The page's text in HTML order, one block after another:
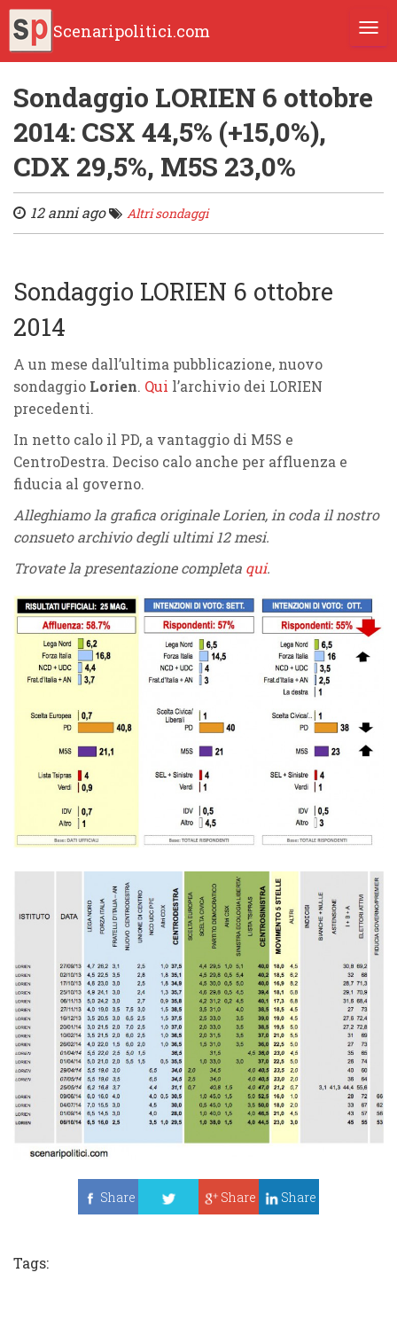
Scenaripolitici.com
Sondaggio LORIEN 6 ottobre
2014: CSX 44,5% (+15,0%),
CDX 29,5%, M5S 23,0%
12 anni ago Altri sondaggi
Sondaggio LORIEN 6 ottobre
2014
A un mese dall’ultima pubblicazione, nuovo
sondaggio Lorien. Qui l’archivio dei LORIEN
precedenti.
In netto calo il PD, a vantaggio di M5S e
CentroDestra. Deciso calo anche per affluenza e
fiducia al governo.
Alleghiamo la grafica originale Lorien, in coda il nostro
consueto archivio degli ultimi 12 mesi.
Trovate la presentazione completa qui.
Share
Share Share
Tags: